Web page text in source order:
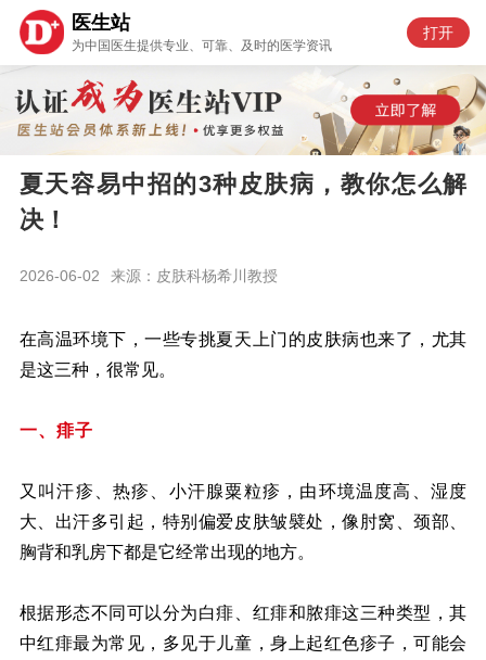
医生站
为中国医生提供专业、可靠、及时的医学资讯
打开
夏天容易中招的3种皮肤病，教你怎么解
决！
2026-06-02 来源：皮肤科杨希川教授
在高温环境下，一些专挑夏天上门的皮肤病也来了，尤其
是这三种，很常见。
一、痱子
又叫汗疹、热疹、小汗腺粟粒疹，由环境温度高、湿度
大、出汗多引起，特别偏爱皮肤皱襞处，像肘窝、颈部、
胸背和乳房下都是它经常出现的地方。
根据形态不同可以分为白痱、红痱和脓痱这三种类型，其
中红痱最为常见，多见于儿童，身上起红色疹子，可能会